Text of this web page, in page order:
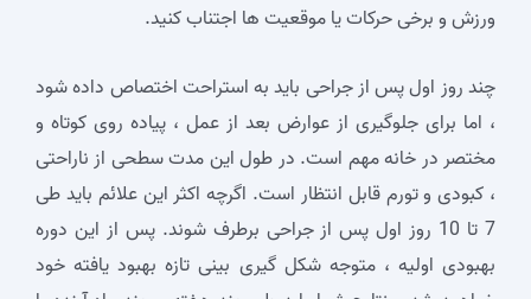
ورزش و برخی حرکات یا موقعیت‌ ها اجتناب کنید.
چند روز اول پس از جراحی باید به استراحت اختصاص داده شود
، اما برای جلوگیری از عوارض بعد از عمل ، پیاده روی کوتاه و
مختصر در خانه مهم است. در طول این مدت سطحی از ناراحتی
، کبودی و تورم قابل انتظار است. اگرچه اکثر این علائم باید طی
7 تا 10 روز اول پس از جراحی برطرف شوند. پس از این دوره
بهبودی اولیه ، متوجه شکل گیری بینی تازه بهبود یافته خود